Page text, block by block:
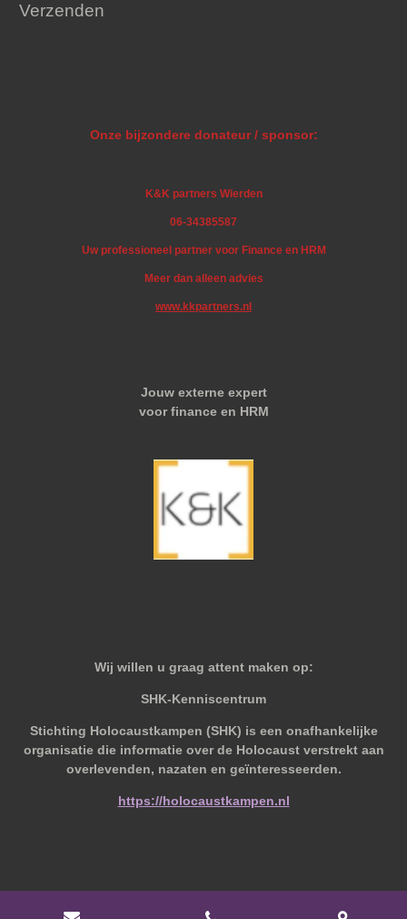
Verzenden
Onze bijzondere donateur / sponsor:
K&K partners Wierden
06-34385587
Uw professioneel partner voor Finance en HRM
Meer dan alleen advies
www.kkpartners.nl
Jouw externe expert
voor finance en HRM
Wij willen u graag attent maken op:
SHK-Kenniscentrum
Stichting Holocaustkampen (SHK) is een onafhankelijke
organisatie die informatie over de Holocaust verstrekt aan
overlevenden, nazaten en geïnteresseerden.
https://holocaustkampen.nl
© 2019 - 2026 Behoudvanoud